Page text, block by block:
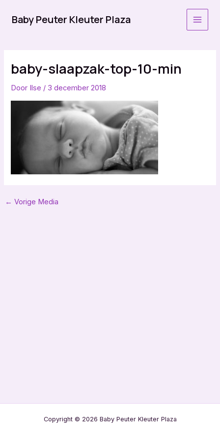
naarBaby Peuter Kleuter Plaza
baby-slaapzak-top-10-min
Door Ilse / 3 december 2018
Bericht
← Vorige Media
Copyright © 2026 Baby Peuter Kleuter Plaza